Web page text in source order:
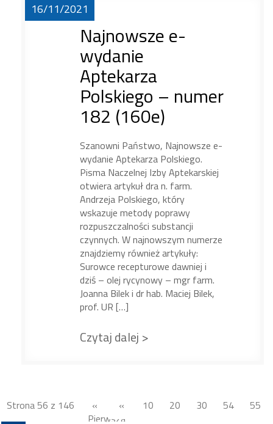
16/11/2021
Najnowsze e-
wydanie
Aptekarza
Polskiego – numer
182 (160e)
Szanowni Państwo, Najnowsze e-
wydanie Aptekarza Polskiego.
Pisma Naczelnej Izby Aptekarskiej
otwiera artykuł dra n. farm.
Andrzeja Polskiego, który
wskazuje metody poprawy
rozpuszczalności substancji
czynnych. W najnowszym numerze
znajdziemy również artykuły:
Surowce recepturowe dawniej i
dziś – olej rycynowy – mgr farm.
Joanna Bilek i dr hab. Maciej Bilek,
prof. UR […]
Czytaj dalej >
Strona 56 z 146
«
Pierwsza
« 10 20 30 54
55